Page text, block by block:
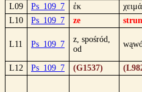
L09
Ps_109_7 ἐκ
L10
Ps_109_7 ze
L11 Ps_109_7
z, spośród,
od
L12
Ps_109_7 (G1537)